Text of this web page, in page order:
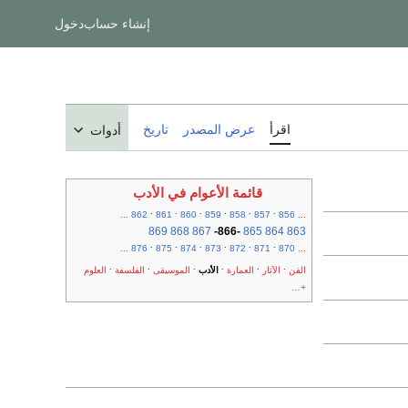
إنشاء حسابدخول
اقرأ عرض المصدر تاريخ أدوات
قائمة الأعوام في الأدب
...
856
857
858
859
860
861
862
...
863
864
865
-
866
-
867
868
869
...
870
871
872
873
874
875
876
...
الفن الآثار العمارة الأدب الموسيقى الفلسفة
العلوم
+...